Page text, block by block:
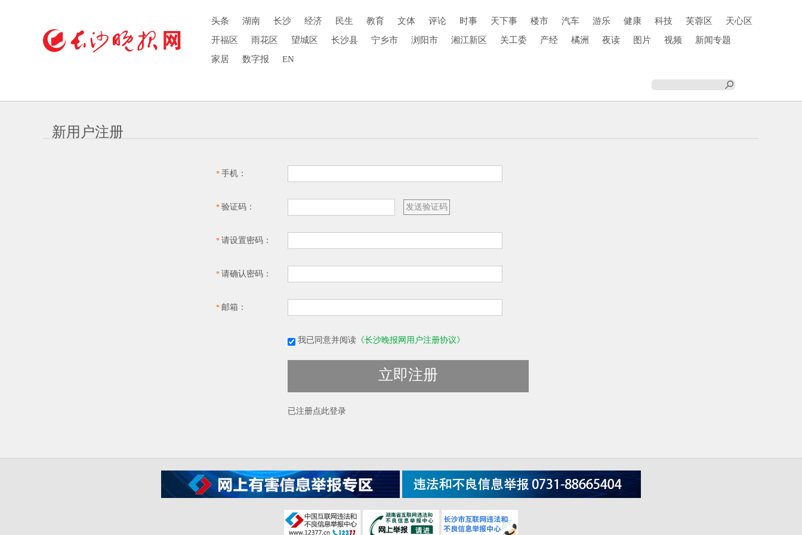
头条 湖南 长沙 经济 民生 教育 文体 评论 时事 天下事 楼市 汽车 游乐 健康 科技 芙蓉区
天心区
开福区
雨花区 望城区 长沙县 宁乡市 浏阳市 湘江新区 关工委 产经 橘洲 夜读 图片 视频
新闻专题
家居
数字报 EN
新用户注册
* 手机：
* 验证码：
* 请设置密码：
* 请确认密码：
* 邮箱：
我已同意并阅读 《长沙晚报网用户注册协议》
立即注册
已注册点此登录